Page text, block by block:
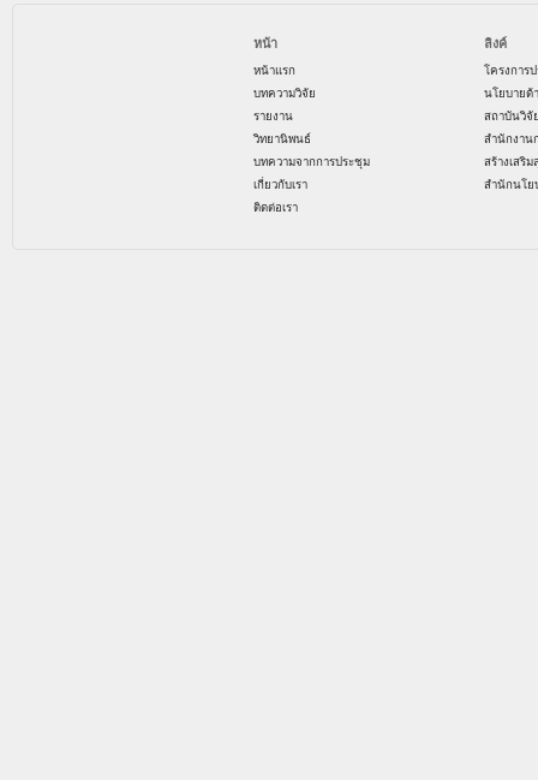
หน้า
หน้าแรก
บทความวิจัย
รายงาน
วิทยานิพนธ์
บทความจากการประชุม
เกี่ยวกับเรา
ติดต่อเรา
ลิงค์
โครงการ
นโยบายด้
สถาบันวิจั
สำนักงาน
สร้างเสริ
สำนักนโย